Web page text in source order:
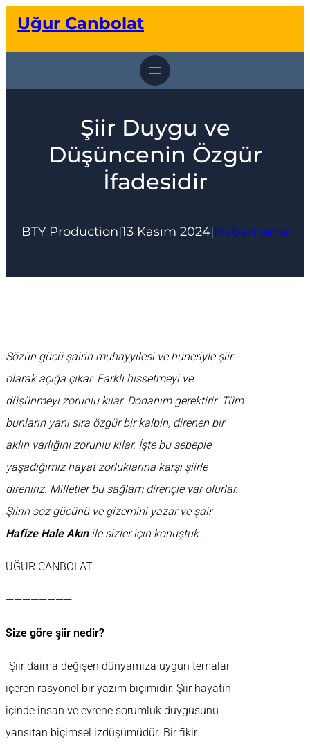
geçUğur Canbolat
Şiir Duygu ve
Düşüncenin Özgür
İfadesidir
BTY Production|13 Kasım 2024|Habername
Sözün gücü şairin muhayyilesi ve hüneriyle şiir
olarak açığa çıkar. Farklı hissetmeyi ve
düşünmeyi zorunlu kılar. Donanım gerektirir. Tüm
bunların yanı sıra özgür bir kalbin, direnen bir
aklın varlığını zorunlu kılar. İşte bu sebeple
yaşadığımız hayat zorluklarına karşı şiirle
direniriz. Milletler bu sağlam dirençle var olurlar.
Şiirin söz gücünü ve gizemini yazar ve şair
Hafize Hale Akınile sizler için konuştuk.
UĞUR CANBOLAT
————————
Size göre şiir nedir?
-Şiir daima değişen dünyamıza uygun temalar
içeren rasyonel bir yazım biçimidir. Şiir hayatın
içinde insan ve evrene sorumluk duygusunu
yansıtan biçimsel izdüşümüdür. Bir fikir